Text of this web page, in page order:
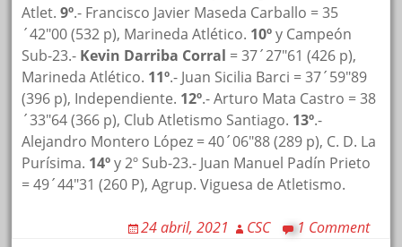
Atlet.9º.- Francisco Javier Maseda Carballo = 35
´42″00 (532 p), Marineda Atlético. 10ºy Campeón
Sub-23.- Kevin Darriba Corral = 37´27″61 (426 p),
Marineda Atlético. 11º.- Juan Sicilia Barci = 37´59″89
(396 p), Independiente. 12º.- Arturo Mata Castro = 38
´33″64 (366 p), Club Atletismo Santiago. 13º.-
Alejandro Montero López = 40´06″88 (289 p), C. D. La
Purísima. 14ºy 2º Sub-23.- Juan Manuel Padín Prieto
= 49´44″31 (260 P), Agrup. Viguesa de Atletismo.
24 abril, 2021 CSC 1 Comment